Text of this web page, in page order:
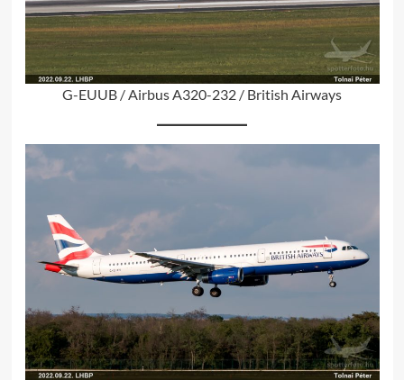
G-EUUB / Airbus A320-232 / British Airways